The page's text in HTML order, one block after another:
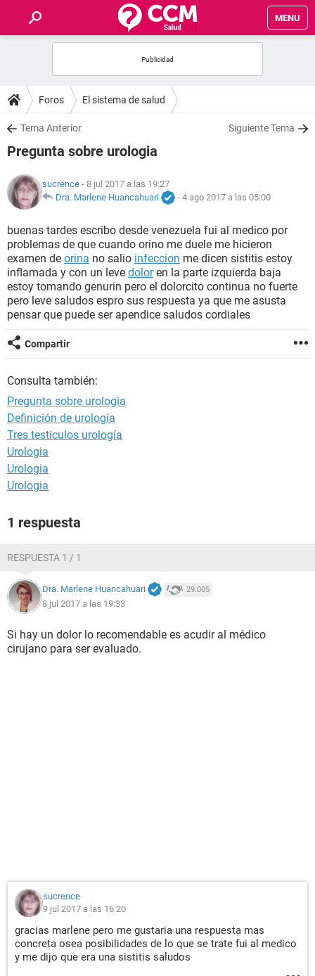
MENU
FOROS
SALUD
FAMILIA
NUTRICIÓN
BIENESTAR
SEXUALIDAD
GLOSARIO
Foros El sistema de salud
Tema Anterior Siguiente Tema
Pregunta sobre urologia
sucrence - 8 jul 2017 a las 19:27
Dra. Marlene Huancahuari
- 4 ago 2017 a las 05:00
buenas tardes escribo desde venezuela fui al medico por
problemas de que cuando orino me duele me hicieron
examen de orina no salio infeccion me dicen sistitis estoy
inflamada y con un leve doloren la parte izquierda baja
estoy tomando genurin pero el dolorcito continua no fuerte
pero leve saludos espro sus respuesta ya que me asusta
pensar que puede ser apendice saludos cordiales
Compartir
Consulta también:
Pregunta sobre urologia
Definición de urología
Tres testiculos urología
Urologia
Urologia
Urologia
1 respuesta
RESPUESTA 1 / 1
Dra. Marlene Huancahuari 29.005
8 jul 2017 a las 19:33
Si hay un dolor lo recomendable es acudir al médico
cirujano para ser evaluado.
sucrence
9 jul 2017 a las 16:20
gracias marlene pero me gustaria una respuesta mas
concreta osea posibilidades de lo que se trate fui al medico
y me dijo que era una sistitis saludos